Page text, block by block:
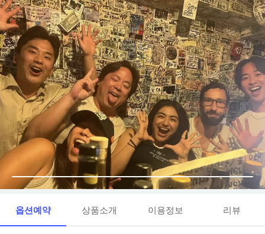
옵션예약 상품소개 이용정보 리뷰